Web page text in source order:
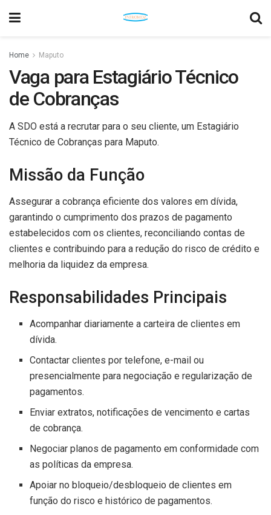
Home Maputo
Vaga para Estagiário Técnico
de Cobranças
A SDO está a recrutar para o seu cliente, um Estagiário
Técnico de Cobranças para Maputo.
Missão da Função
Assegurar a cobrança eficiente dos valores em dívida,
garantindo o cumprimento dos prazos de pagamento
estabelecidos com os clientes, reconciliando contas de
clientes e contribuindo para a redução do risco de crédito e
melhoria da liquidez da empresa.
Responsabilidades Principais
Acompanhar diariamente a carteira de clientes em
dívida.
Contactar clientes por telefone, e-mail ou
presencialmente para negociação e regularização de
pagamentos.
Enviar extratos, notificações de vencimento e cartas
de cobrança.
Negociar planos de pagamento em conformidade com
as políticas da empresa.
Apoiar no bloqueio/desbloqueio de clientes em
função do risco e histórico de pagamentos.